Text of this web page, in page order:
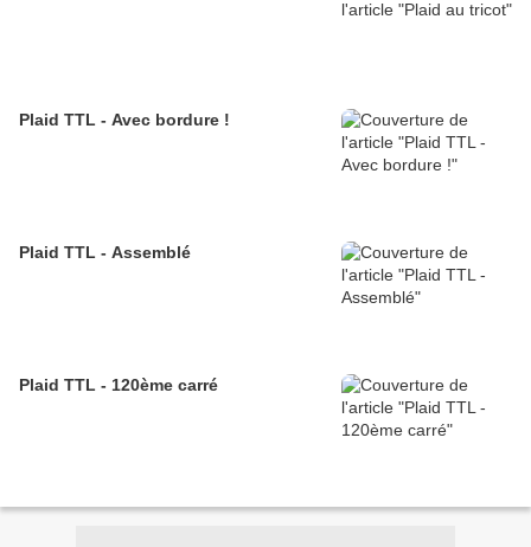
Plaid TTL - Avec bordure !
Plaid TTL - Assemblé
Plaid TTL - 120ème carré